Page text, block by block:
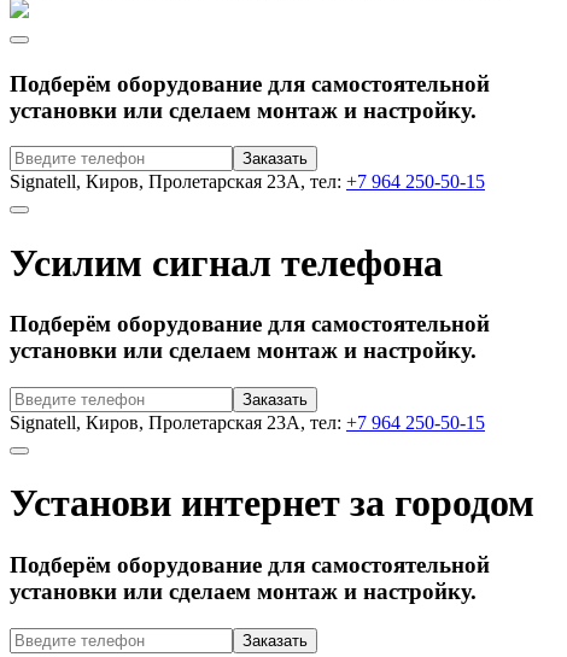
Подберём оборудование для самостоятельной
установки или сделаем монтаж и настройку.
Signatell, Киров, Пролетарская 23А, тел: +7 964 250-50-15
Усилим сигнал телефона
Подберём оборудование для самостоятельной
установки или сделаем монтаж и настройку.
Signatell, Киров, Пролетарская 23А, тел: +7 964 250-50-15
Установи интернет за городом
Подберём оборудование для самостоятельной
установки или сделаем монтаж и настройку.